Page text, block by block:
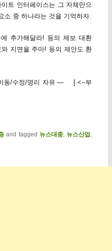
트 인터페이스는 그 자체만으
소 중 하나라는 것을 기억하자.
추가해달라! 등의 제보 대환
지면을 주마! 등의 제안도 환
동/수정/영리 자유 — [ <--부
and tagged 뉴스대중, 뉴스산업 ,